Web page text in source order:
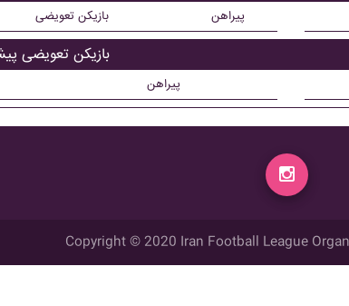
بازیکن تعویضی پیراهن
بازیکن تعویضی
پیراهن
Copyright © 2020 Iran Football League